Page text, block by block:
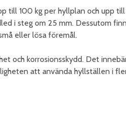
till 100 kg per hyllplan och upp
i steg om 25 mm. Dessutom
eller lösa föremål.
och korrosionsskydd. Det
att använda hyllställen i